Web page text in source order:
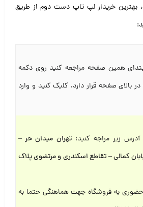
بهترین خریدار لپ تاپ دست دوم از طریق
ابتدای همین صفحه مراجعه کنید روی دکمه
بالای صفحه قرار دارد، کلیک کنید و وارد
زیر مراجه کنید:تهران میدان حر –
کمالی – تقاطع اسکندری و مرتضوی پلاک
حضوری به فروشگاه جهت هماهنگی حتما به